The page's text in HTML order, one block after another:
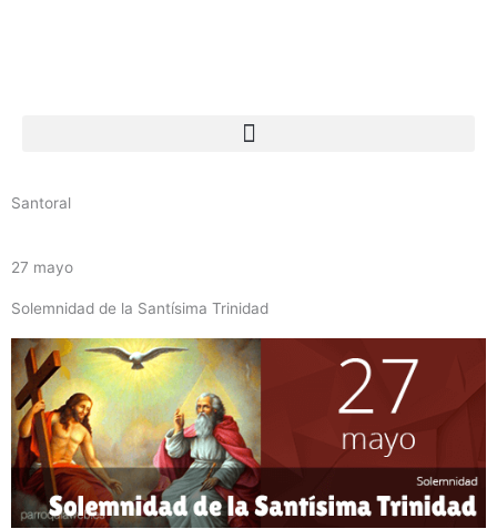
Santoral
27 mayo
Solemnidad de la Santísima Trinidad